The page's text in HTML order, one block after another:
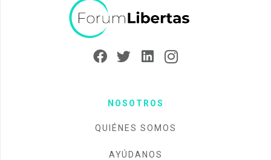
NOSOTROS
QUIÉNES SOMOS
AYÚDANOS